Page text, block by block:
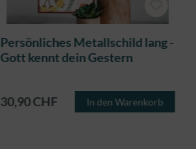
Persönliches Metallschild lang -
Gott kennt dein Gestern
30,90 CHF In den Warenkorb